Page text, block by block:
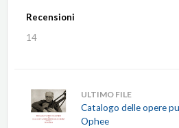
Recensioni
14
ULTIMO FILE
Catalogo delle opere
Ophee